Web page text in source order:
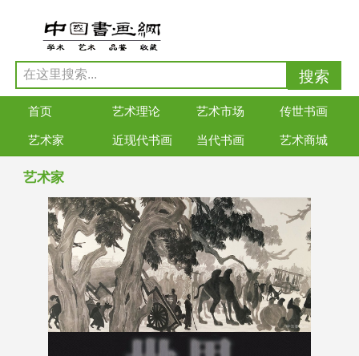
首页 艺术理论 艺术市场 传世书画
艺术家 近现代书画 当代书画 艺术商城
艺术家